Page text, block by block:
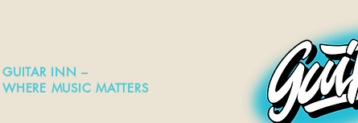
GUITAR INN –
WHERE MUSIC MATTERS